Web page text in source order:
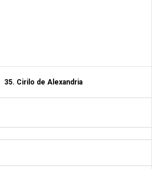
35. Cirilo de Alexandria